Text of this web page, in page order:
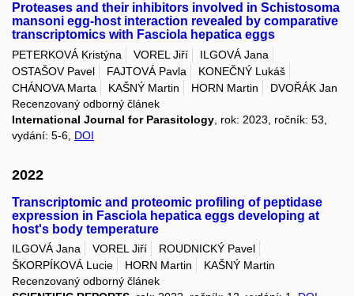
Proteases and their inhibitors involved in Schistosoma
mansoni egg-host interaction revealed by comparative
transcriptomics with Fasciola hepatica eggs
PETERKOVÁ Kristýna VOREL Jiří
ILGOVÁ Jana
OSTAŠOV Pavel
FAJTOVÁ Pavla
KONEČNÝ Lukáš
CHÁNOVA Marta
KAŠNÝ Martin HORN Martin
DVOŘÁK Jan
Recenzovaný odborný článek
International Journal for Parasitology , rok: 2023, ročník: 53,
vydání: 5-6, DOI
2022
Transcriptomic and proteomic profiling of peptidase
expression in Fasciola hepatica eggs developing at
host's body temperature
ILGOVÁ Jana VOREL Jiří
ROUDNICKÝ Pavel
ŠKORPÍKOVÁ Lucie
HORN Martin
KAŠNÝ Martin
Recenzovaný odborný článek